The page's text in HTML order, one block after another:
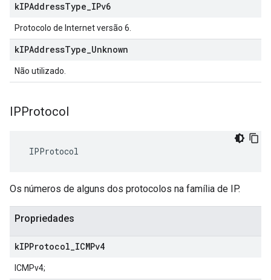
kIPAddressType IPv6
Protocolo de Internet versão 6.
kIPAddressType Unknown
Não utilizado.
IPProtocol
IPProtocol
Os números de alguns dos protocolos na família de IP.
Propriedades
kIPProtocol ICMPv4
ICMPv4;